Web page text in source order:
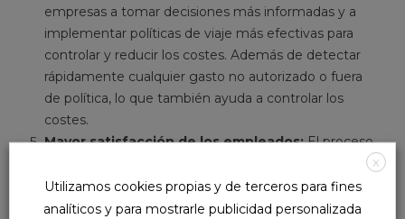
empresas a tomar decisiones más informadas y a
implementar políticas de viaje más efectivas para
controlar y reducir los costes. Además de detectar
rápidamente cualquier gasto no autorizado o fuera
de política, lo que también ayuda a controlar los
costes.
Mayor satisfacción de los empleados:El proceso
puede ser frustrante y consumir mucho tiempo. Los
empleados tienen que guardar sus recibos, rellenar
X
Utilizamos cookies propias y de terceros para fines
analíticos y para mostrarle publicidad personalizada